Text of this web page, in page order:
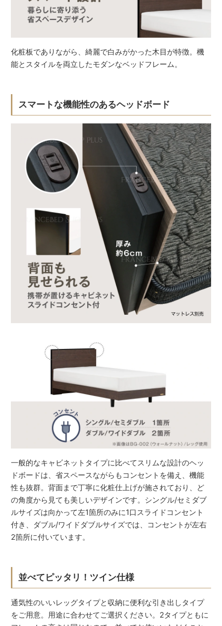
化粧板でありながら、綺麗で白みがかった木目が特徴。機
能とスタイルを両立したモダンなベッドフレーム。
スマートな機能性のあるヘッドボード
一般的なキャビネットタイプに比べてスリムな設計のヘッ
ドボードは、省スペースながらもコンセントを備え、機能
性も抜群。背面まで丁寧に化粧仕上げが施されており、ど
の角度から見ても美しいデザインです。シングル/セミダブ
ルサイズは向かって左1箇所のみに1口スライドコンセント
付き、ダブル/ワイドダブルサイズでは、コンセントが左右
2箇所に付いています。
並べてピッタリ！ツイン仕様
通気性のいいレッグタイプと収納に便利な引き出しタイプ
をご用意。用途に合わせてご選択ください。2タイプともに